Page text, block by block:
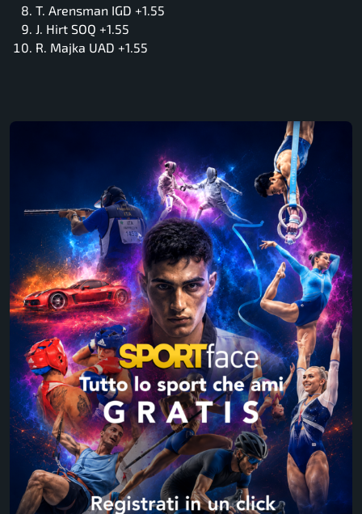
T. Arensman IGD +1.55
J. Hirt SOQ +1.55
R. Majka UAD +1.55